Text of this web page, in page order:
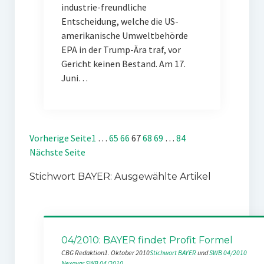
industrie-freundliche
Entscheidung, welche die US-
amerikanische Umweltbehörde
EPA in der Trump-Ära traf, vor
Gericht keinen Bestand. Am 17.
Juni…
Vorherige Seite1 … 65 66 6768 69 … 84
Nächste Seite
Stichwort BAYER: Ausgewählte Artikel
04/2010: BAYER findet Profit Formel
CBG Redaktion1. Oktober 2010Stichwort BAYER und SWB 04/2010